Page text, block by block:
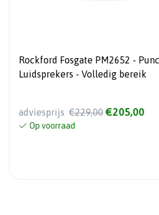
Rockford Fosgate PM2652 - Punch
Luidsprekers - Volledig bereik
adviesprijs €229,00 €205,00
Op voorraad